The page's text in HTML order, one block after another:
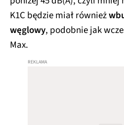
K1C będzie miał również
węglowy, podobnie jak
Max.